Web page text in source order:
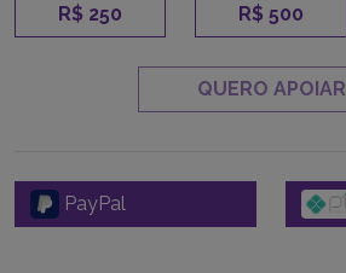
R$ 250 R$ 500
QUERO APOIAR
PayPal